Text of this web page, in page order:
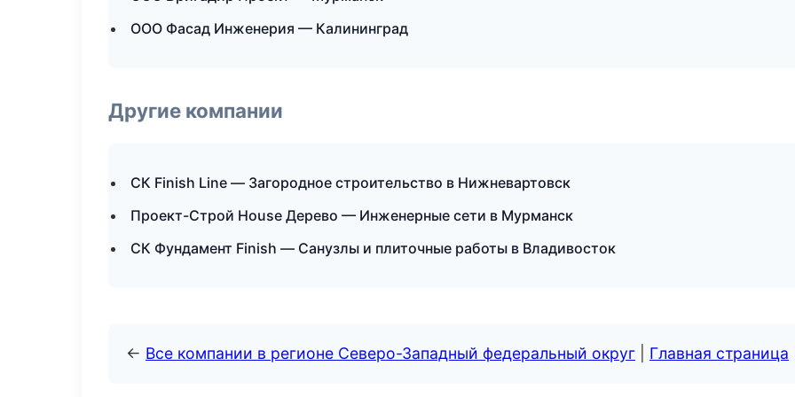
ООО Фасад Инженерия — Калининград
Другие компании
СК Finish Line — Загородное строительство в Нижневартовск
Проект-Строй House Дерево — Инженерные сети в Мурманск
СК Фундамент Finish — Санузлы и плиточные работы в Владивосток
← Все компании в регионе Северо-Западный федеральный округ Главная страница